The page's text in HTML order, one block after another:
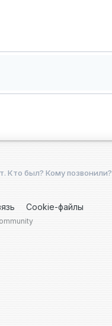
Кто был? Кому позвонили?
Cookie-файлы